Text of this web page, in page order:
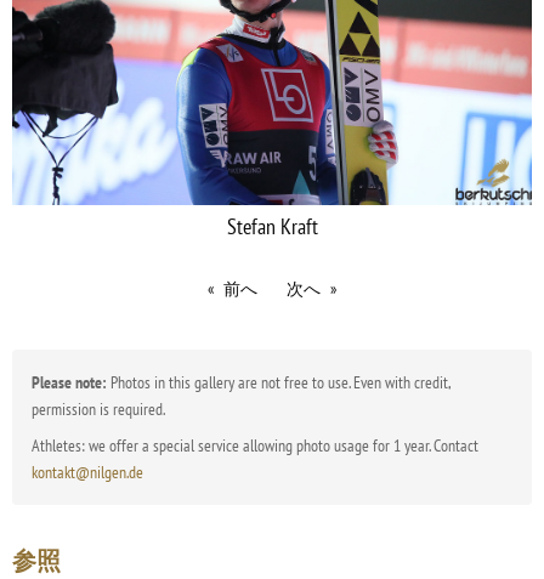
Stefan Kraft
前へ 次へ
Please note: Photos in this gallery are not free to use. Even with credit,
permission is required.
Athletes: we offer a special service allowing photo usage for 1 year. Contact
kontakt@nilgen.de
参照